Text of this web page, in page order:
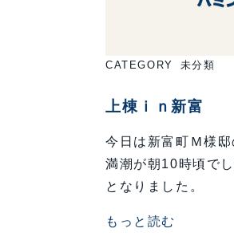
CATEGORY 未分類
上棟ｉｎ新富
今日は新富町Ｍ様
満潮が朝10時頃で
となりまし
もっと読む